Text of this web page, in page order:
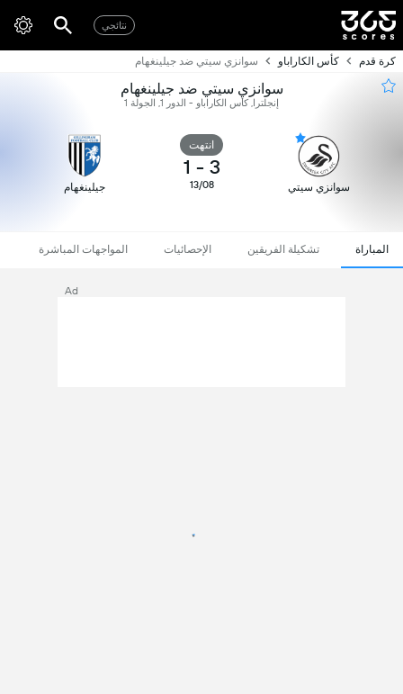
نتائجي
كرة قدم كأس الكاراباو سوانزي سيتي ضد جيلينغهام
سوانزي سيتي ضد جيلينغهام
إنجلترا, كأس الكاراباو - الدور 1, الجولة 1
سوانزي سيتي
انتهت
3
-
1
13/08 جيلينغهام
المباراة تشكيلة الفريقين الإحصائيات المواجهات المباشرة
Ad